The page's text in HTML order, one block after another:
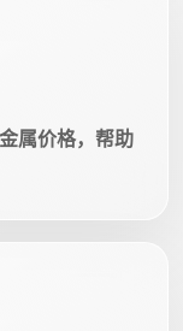
属价格，帮助